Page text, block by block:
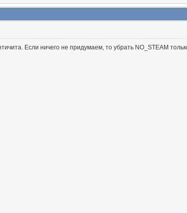
Если ничего не придумаем, то убрать NO_STEAM